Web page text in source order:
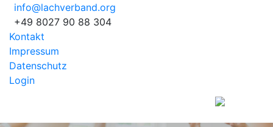
info@lachverband.org
+49 8027 90 88 304
Kontakt
Impressum
Datenschutz
Login